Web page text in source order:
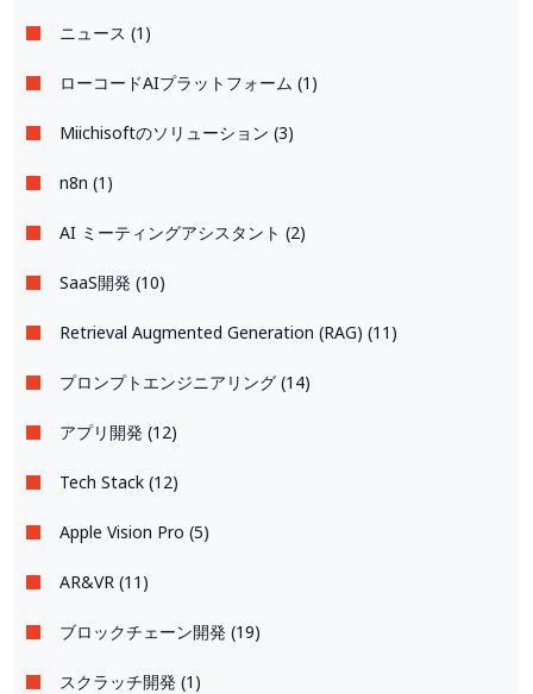
ニュース (1)
ローコードAIプラットフォーム (1)
Miichisoftのソリューション (3)
n8n (1)
AI ミーティングアシスタント (2)
SaaS開発 (10)
Retrieval Augmented Generation (RAG) (11)
プロンプトエンジニアリング (14)
アプリ開発 (12)
Tech Stack (12)
Apple Vision Pro (5)
AR&VR (11)
ブロックチェーン開発 (19)
スクラッチ開発 (1)